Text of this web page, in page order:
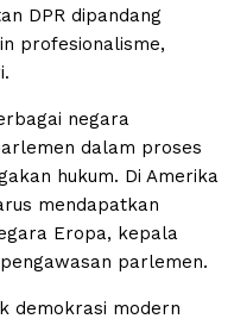
DPR dipandang
profesionalisme,
negara
dalam proses
hukum. Di Amerika
mendapatkan
Eropa, kepala
parlemen.
demokrasi modern